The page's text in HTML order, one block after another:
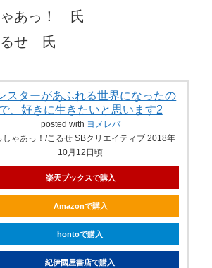
ゃあっ！ 氏
るせ 氏
スターがあふれる世界になったの
で、好きに生きたいと思います2
posted with ヨメレバ
しゃあっ！/こるせ SBクリエイティブ 2018年
10月12日頃
楽天ブックスで購入
Amazonで購入
hontoで購入
紀伊國屋書店で購入